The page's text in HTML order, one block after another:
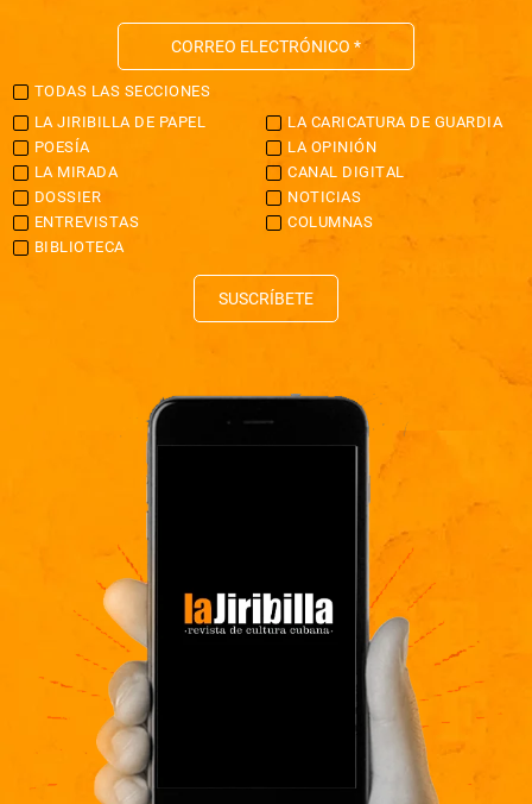
TODAS LAS SECCIONES
LA JIRIBILLA DE PAPEL
LA CARICATURA DE GUARDIA
POESÍA
LA OPINIÓN
LA MIRADA
CANAL DIGITAL
DOSSIER
NOTICIAS
ENTREVISTAS
COLUMNAS
BIBLIOTECA
SUSCRÍBETE